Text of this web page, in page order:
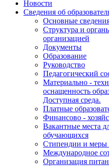
Новости
Сведения об
Основные
Структура и
организацией
Документы
Образование
Руководство
Педагогический
Материально -
оснащенность
Доступная среда.
Платные
Финансово -
Вакантные места
обучающихся
Стипендии и меры
Международное
Организация